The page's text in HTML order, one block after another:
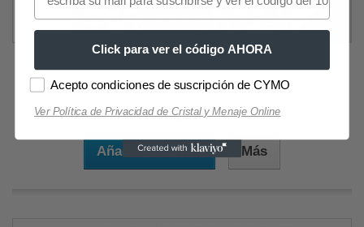
9,90 €
Añadir al carrito Más
Click para ver el código AHORA
Acepto condiciones de suscripción de CYMO
Ver Política de Privacidad de Cristal y Menaje Online